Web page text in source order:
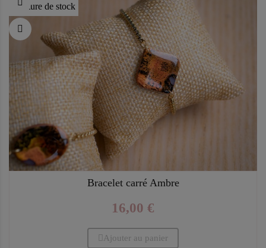
Rupture de stock
Bracelet carré Ambre
16,00 €
Ajouter au panier